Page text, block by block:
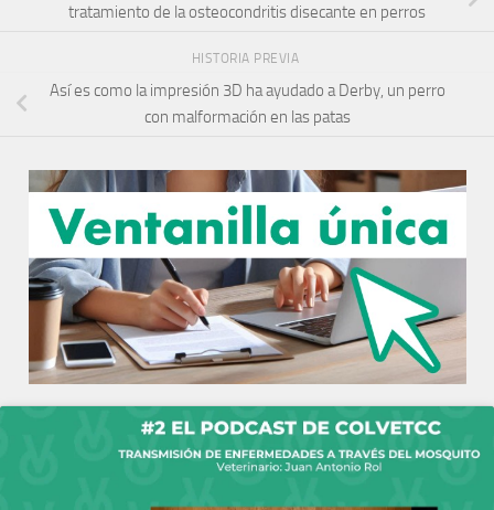
tratamiento de la osteocondritis disecante en perros
HISTORIA PREVIA
Así es como la impresión 3D ha ayudado a Derby, un perro
con malformación en las patas